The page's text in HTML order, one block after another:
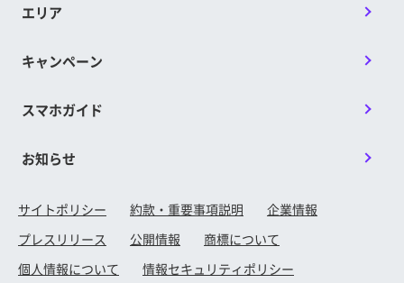
エリア
キャンペーン
スマホガイド
お知らせ
サイトポリシー 約款・重要事項説明
企業情報
プレスリリース
公開情報
商標について
個人情報について
情報セキュリティポリシー